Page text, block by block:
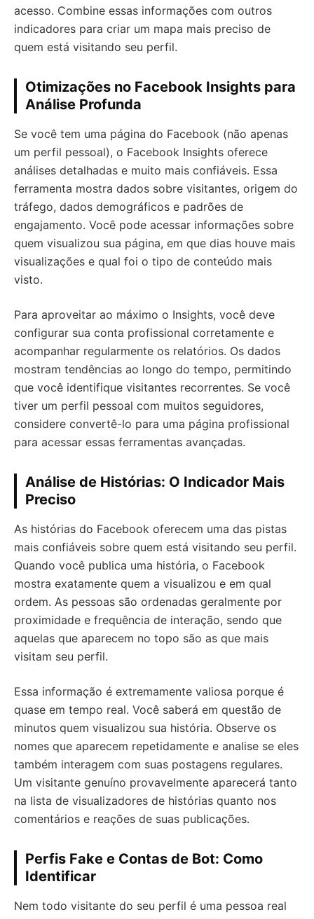
acesso. Combine essas informações com outros
indicadores para criar um mapa mais preciso de
quem está visitando seu perfil.
Otimizações no Facebook Insights para
Análise Profunda
Se você tem uma página do Facebook (não apenas
um perfil pessoal), o Facebook Insights oferece
análises detalhadas e muito mais confiáveis. Essa
ferramenta mostra dados sobre visitantes, origem do
tráfego, dados demográficos e padrões de
engajamento. Você pode acessar informações sobre
quem visualizou sua página, em que dias houve mais
visualizações e qual foi o tipo de conteúdo mais
visto.
Para aproveitar ao máximo o Insights, você deve
configurar sua conta profissional corretamente e
acompanhar regularmente os relatórios. Os dados
mostram tendências ao longo do tempo, permitindo
que você identifique visitantes recorrentes. Se você
tiver um perfil pessoal com muitos seguidores,
considere convertê-lo para uma página profissional
para acessar essas ferramentas avançadas.
Análise de Histórias: O Indicador Mais
Preciso
As histórias do Facebook oferecem uma das pistas
mais confiáveis sobre quem está visitando seu perfil.
Quando você publica uma história, o Facebook
mostra exatamente quem a visualizou e em qual
ordem. As pessoas são ordenadas geralmente por
proximidade e frequência de interação, sendo que
aquelas que aparecem no topo são as que mais
visitam seu perfil.
Essa informação é extremamente valiosa porque é
quase em tempo real. Você saberá em questão de
minutos quem visualizou sua história. Observe os
nomes que aparecem repetidamente e analise se eles
também interagem com suas postagens regulares.
Um visitante genuíno provavelmente aparecerá tanto
na lista de visualizadores de histórias quanto nos
comentários e reações de suas publicações.
Perfis Fake e Contas de Bot: Como
Identificar
Nem todo visitante do seu perfil é uma pessoa real